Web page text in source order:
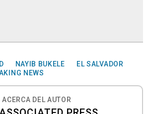
NAYIB BUKELE
EL SALVADOR
NEWS
ACERCA DEL AUTOR